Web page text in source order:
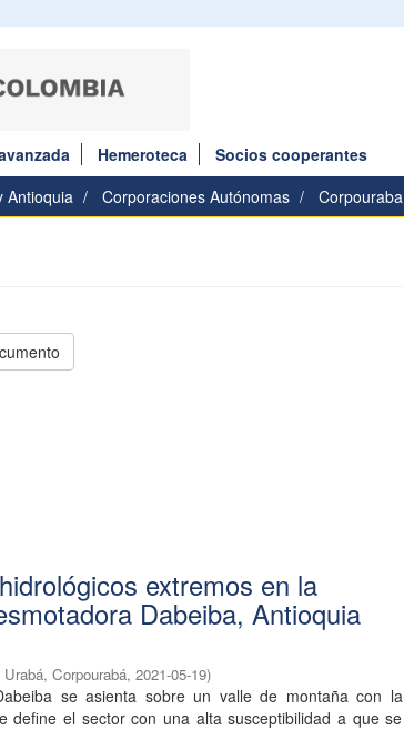
Hemeroteca
Socios cooperantes
Antioquia Corporaciones Autónomas Corpouraba
extremos en la
Dabeiba, Antioquia
Corpourabá,2021-05-19)
se asienta sobre un valle de montaña con la
define el sector con una alta susceptibilidad a que se